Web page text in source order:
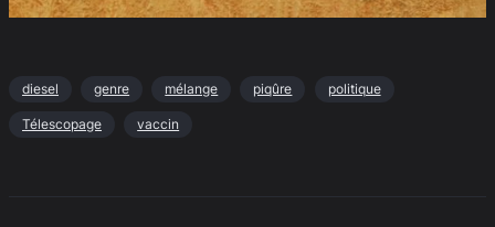
diesel genre mélange piqûre politique
Télescopage vaccin